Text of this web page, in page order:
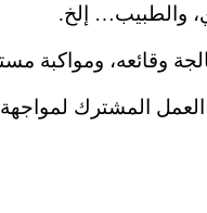
والطبيب… إلخ.
وقائعه، ومواكبة
العمل المشترك